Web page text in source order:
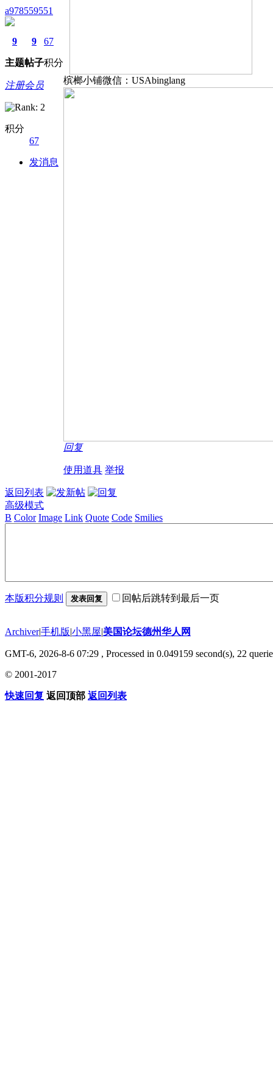
a978559551
9
主题
9
帖子
67
积分
注册会员
积分
67
发消息
槟榔小铺微信：USAbinglang
回复
使用道具 举报
返回列表
高级模式
B Color Image Link Quote Code Smilies
本版积分规则 发表回复 回帖后跳转到最后一页
Archiver|手机版|小黑屋|美国论坛德州华人网
GMT-6, 2026-8-6 07:29 , Processed in 0.049159 second(s), 22
© 2001-2017
快速回复 返回顶部 返回列表